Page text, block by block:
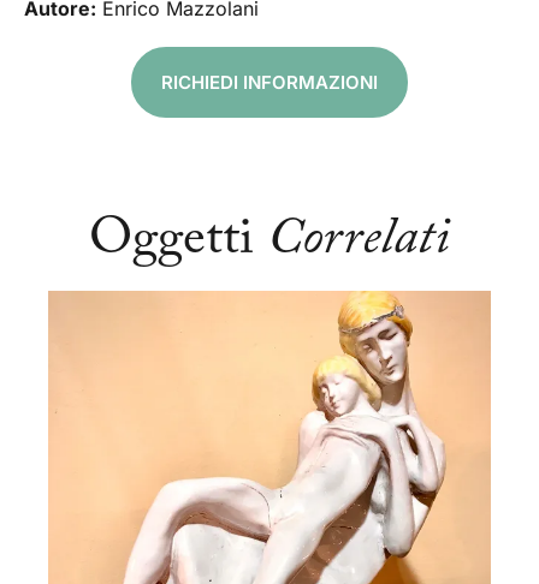
Autore: Enrico Mazzolani
RICHIEDI INFORMAZIONI
Oggetti Correlati